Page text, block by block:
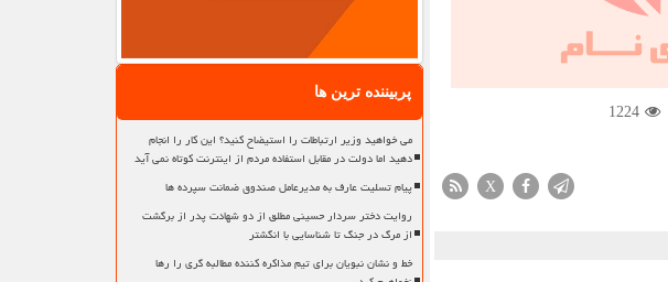
1224
X
پربیننده ترین ها
می خواهید وزیر ارتباطات را استیضاح کنید؟ این کار را انجام
دهید اما دولت در مقابل استفاده مردم از اینترنت کوتاه نمی آید
پیام تسلیت عارف به مدیرعامل صندوق ضمانت سپرده ها
روایت دختر سردار حسینی مطلق از دو شهادت پدر از برگشت
از مرگ در جنگ تا شناسایی با انگشتر
خط و نشان نبویان برای تیم مذاکره کننده مطالبه گری را رها